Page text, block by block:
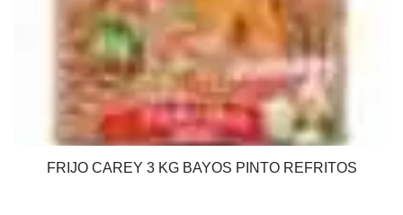
FRIJO CAREY 3 KG BAYOS PINTO REFRITOS